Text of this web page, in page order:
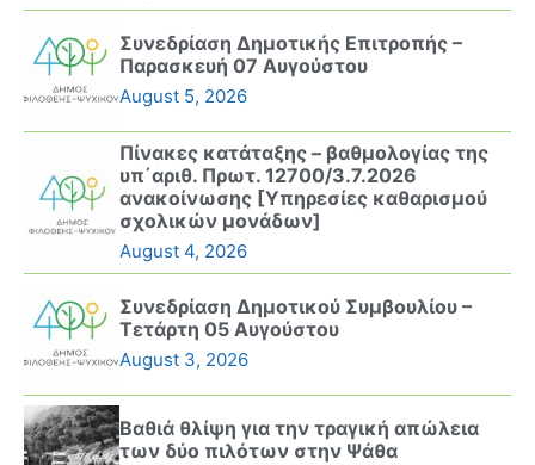
Συνεδρίαση Δημοτικής Επιτροπής –
Παρασκευή 07 Αυγούστου
August 5, 2026
Πίνακες κατάταξης – βαθμολογίας της
υπ΄αριθ. Πρωτ. 12700/3.7.2026
ανακοίνωσης [Υπηρεσίες καθαρισμού
σχολικών μονάδων]
August 4, 2026
Συνεδρίαση Δημοτικού Συμβουλίου –
Τετάρτη 05 Αυγούστου
August 3, 2026
Βαθιά θλίψη για την τραγική απώλεια
των δύο πιλότων στην Ψάθα